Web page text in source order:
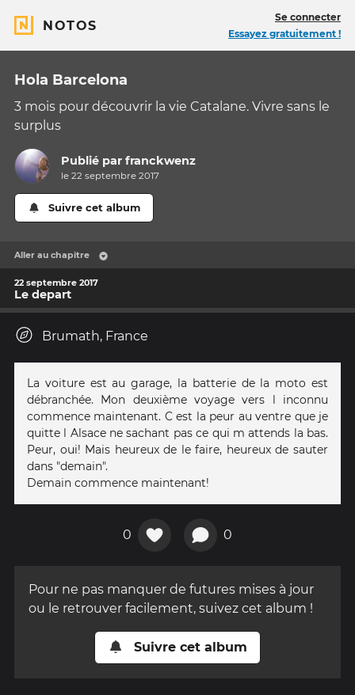
NOTOS
Se connecter
Essayez gratuitement !
Hola Barcelona
3 mois pour découvrir la vie Catalane. Vivre sans le
surplus
Publié parfranckwenz
le 22 septembre 2017
Suivre cet album
Aller au chapitre
22 septembre 2017
Le depart
Brumath, France
La voiture est au garage, la batterie de la moto est
débranchée. Mon deuxième voyage vers l inconnu
commence maintenant. C est la peur au ventre que je
quitte l Alsace ne sachant pas ce qui m attends la bas.
Peur, oui! Mais heureux de le faire, heureux de sauter
dans "demain".
Demain commence maintenant!
0 0
Pour ne pas manquer de futures mises à jour
ou le retrouver facilement, suivez cet album !
Suivre cet album